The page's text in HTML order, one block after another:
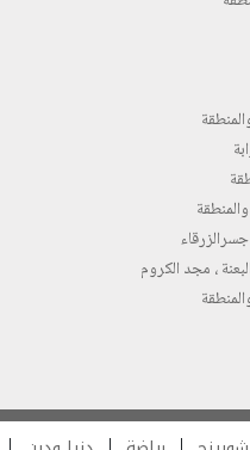
، مجد الكروم